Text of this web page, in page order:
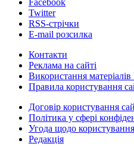
Twitter
RSS-стрічки
E-mail розсилка
Контакти
Реклама на сайті
Використання
Правила користування
Договір користування
Політика у сфері
Угода щодо користування
Редакція